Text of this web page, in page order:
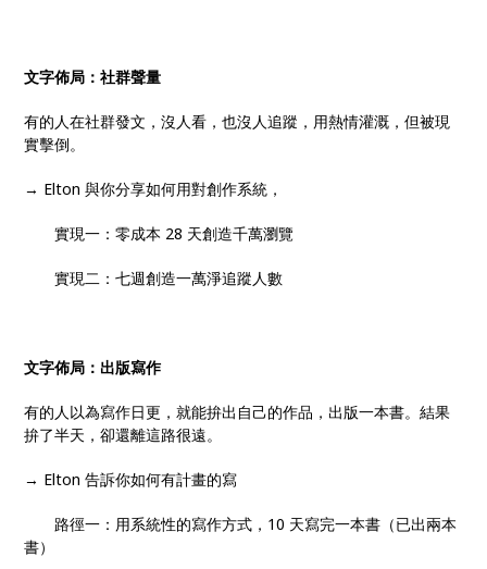
文字佈局：社群聲量
有的人在社群發文，沒人看，也沒人追蹤，用熱情灌溉，但被現
實擊倒。
→ Elton 與你分享如何用對創作系統，
實現一：零成本 28 天創造千萬瀏覽
實現二：七週創造一萬淨追蹤人數
文字佈局：出版寫作
有的人以為寫作日更，就能拚出自己的作品，出版一本書。結果
拚了半天，卻還離這路很遠。
→ Elton 告訴你如何有計畫的寫
路徑一：用系統性的寫作方式，10 天寫完一本書（已出兩本
書）